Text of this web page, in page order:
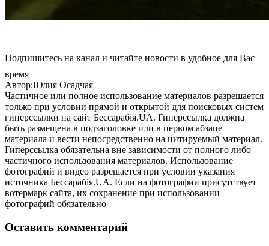
Подпишитесь на канал и читайте новости в удобное для Вас
время
Автор:Юлия Осадчая
Частичное или полное использование материалов разрешается
только при условии прямой и открытой для поисковых систем
гиперссылки на сайт Бессарабія.UA. Гиперссылка должна
быть размещена в подзаголовке или в первом абзаце
материала и вести непосредственно на цитируемый материал.
Гиперссылка обязательна вне зависимости от полного либо
частичного использования материалов. Использование
фотографий и видео разрешается при условии указания
источника Бессарабія.UA. Если на фотографии присутствует
вотермарк сайта, их сохранение при использовании
фотографий обязательно
Оставить комментарий